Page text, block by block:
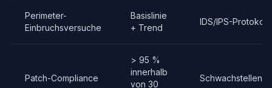
Perimeter-
Einbruchsversuche
Basislinie
+ Trend
IDS/IPS-
Patch-Compliance
> 95 %
innerhalb
von 30